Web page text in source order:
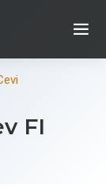
FI